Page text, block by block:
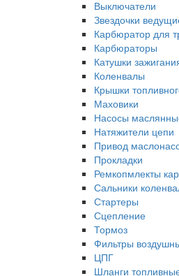
Выключатели
Звездочки
Карбюратор для
Карбюраторы
Катушки
Коленвалы
Крышки
Маховики
Насосы
Натяжители цепи
Привод
Прокладки
Ремкопмлекты
Сальники
Стартеры
Сцепление
Тормоз
Фильтры
ЦПГ
Шланги